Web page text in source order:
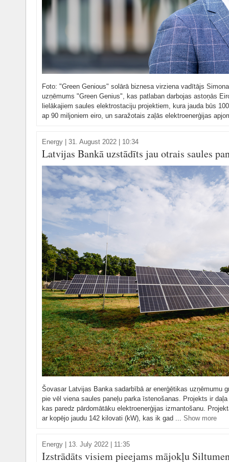
Foto: "Green Genious" solārā biznesa virziena vadītājs
uzņēmums "Green Genius", kas patlaban darbojas astoņās
lielākajiem saules elektrostaciju projektiem, kura jauda būs
ap 90 miljoniem eiro, un saražotais zaļās elektroenerģijas
Energy 31. August 2022 | 10:34
Latvijas Bankā uzstādīts jau otrais saules
Šovasar Latvijas Banka sadarbībā ar enerģētikas uzņēmumu
pie vēl viena saules paneļu parka īstenošanas. Projekts ir
kas paredz pārdomātāku elektroenerģijas izmantošanu.
ar kopējo jaudu 142 kilovati (kW), kas ik gad ... Show more
Energy 13. July 2022 | 11:35
Izstrādāts visiem pieejams mājokļu